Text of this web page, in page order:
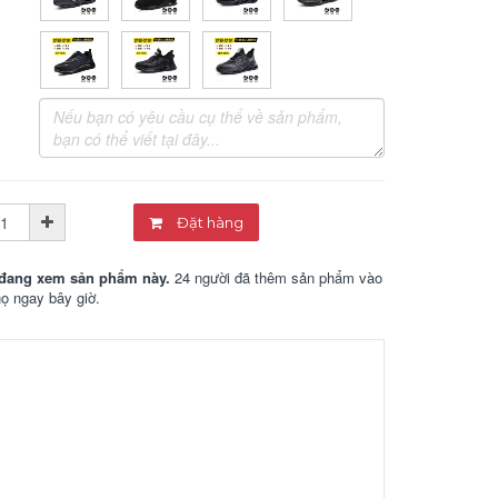
Đặt hàng
xem sản phẩm này. 24 người đã thêm sản phẩm vào
ngay bây giờ.